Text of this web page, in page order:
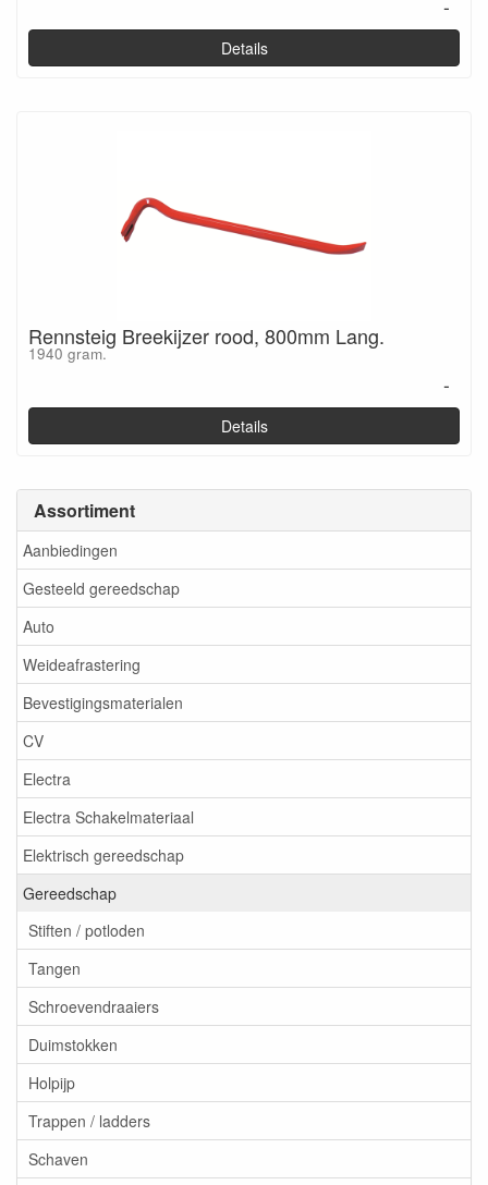
Assortiment
Aanbiedingen
Gesteeld gereedschap
Auto
Weideafrastering
Bevestigingsmaterialen
CV
Electra
Electra Schakelmateriaal
Elektrisch gereedschap
Gereedschap
Stiften / potloden
Tangen
Schroevendraaiers
Duimstokken
Holpijp
Trappen / ladders
Schaven
-
Details
Rennsteig Breekijzer rood, 800mm Lang.
1940 gram.
-
Details